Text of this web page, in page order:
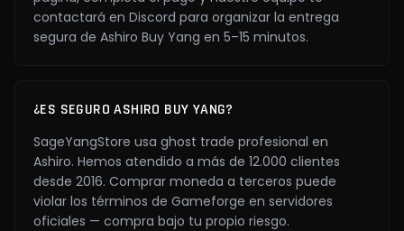
contactará en Discord para organizar la entrega
segura de Ashiro Buy Yang en 5–15 minutos.
¿ES SEGURO ASHIRO BUY YANG?
SageYangStore usa ghost trade profesional en
Ashiro. Hemos atendido a más de 12.000 clientes
desde 2016. Comprar moneda a terceros puede
violar los términos de Gameforge en servidores
oficiales — compra bajo tu propio riesgo.